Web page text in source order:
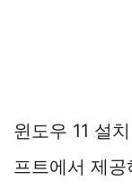
윈도우 11 설
프트에서 제